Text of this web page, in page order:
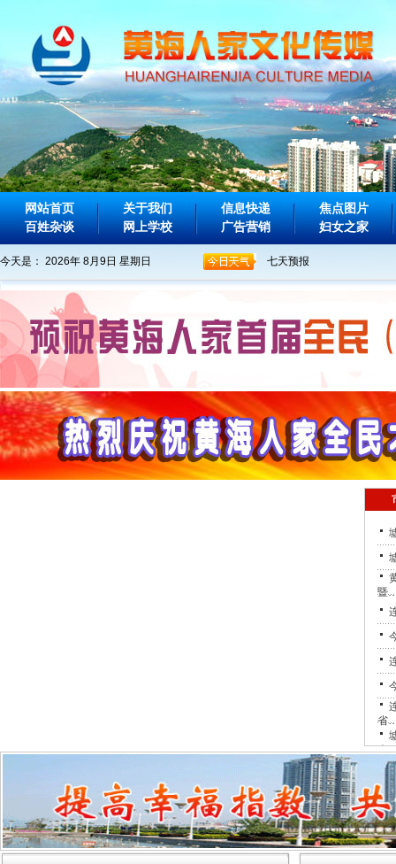
网站首页 关于我们 信息快递
焦点图片
百姓杂谈
网上学校 广告营销 妇女之家
今天是： 2026年 8月9日 星期日
暨
省
会